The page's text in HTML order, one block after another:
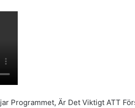
Programmet, Är Det Viktigt ATT